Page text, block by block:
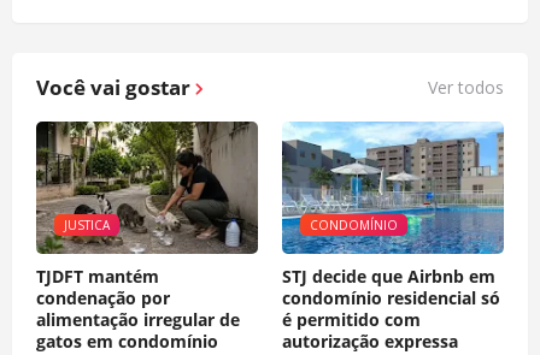
Você vai gostar Ver todos
JUSTICA
TJDFT mantém
condenação por
alimentação irregular de
gatos em condomínio
CONDOMÍNIO
STJ decide que Airbnb em
condomínio residencial só
é permitido com
autorização expressa